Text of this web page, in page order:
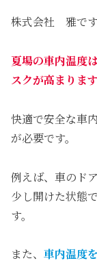
株式会社 雅です
夏場の車内温度
スクが高まります
快適で安全な車
が必要です。
例えば、車のド
少し開けた状態
す。
また、 車内温度